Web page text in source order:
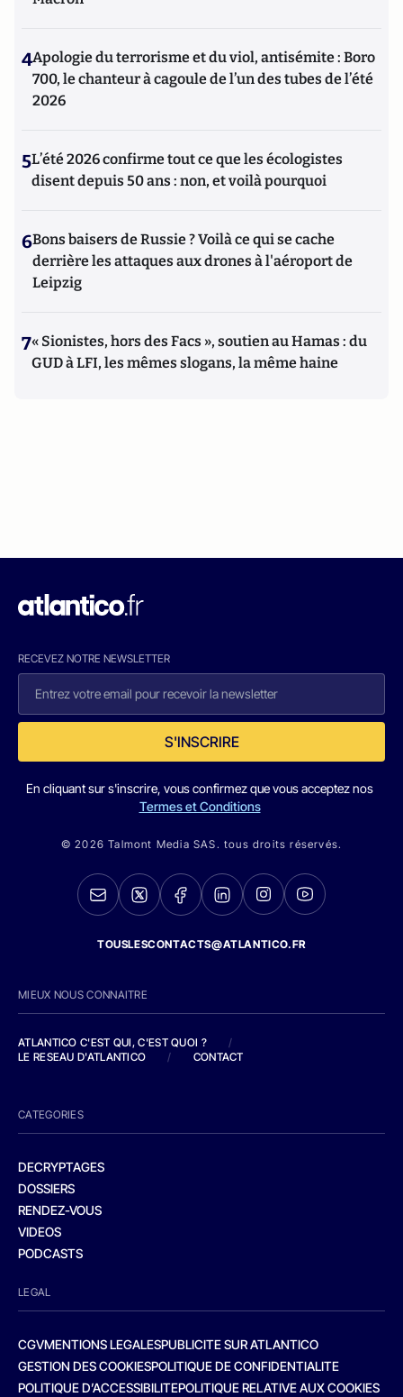
4Apologie du terrorisme et du viol, antisémite : Boro
700, le chanteur à cagoule de l’un des tubes de l’été
2026
5L’été 2026 confirme tout ce que les écologistes
disent depuis 50 ans : non, et voilà pourquoi
6Bons baisers de Russie ? Voilà ce qui se cache
derrière les attaques aux drones à l'aéroport de
Leipzig
7« Sionistes, hors des Facs », soutien au Hamas : du
GUD à LFI, les mêmes slogans, la même haine
RECEVEZ NOTRE NEWSLETTER
S'INSCRIRE
En cliquant sur s'inscrire, vous confirmez que vous acceptez nos
Termes et Conditions
© 2026 Talmont Media SAS. tous droits réservés.
TOUSLESCONTACTS@ATLANTICO.FR
MIEUX NOUS CONNAITRE
ATLANTICO C'EST QUI, C'EST QUOI ?
/
LE RESEAU D'ATLANTICO
/ CONTACT
CATEGORIES
DECRYPTAGES
DOSSIERS
RENDEZ-VOUS
VIDEOS
PODCASTS
LEGAL
CGVMENTIONS LEGALESPUBLICITE SUR ATLANTICO
GESTION DES COOKIESPOLITIQUE DE CONFIDENTIALITE
POLITIQUE D’ACCESSIBILITEPOLITIQUE RELATIVE AUX COOKIES